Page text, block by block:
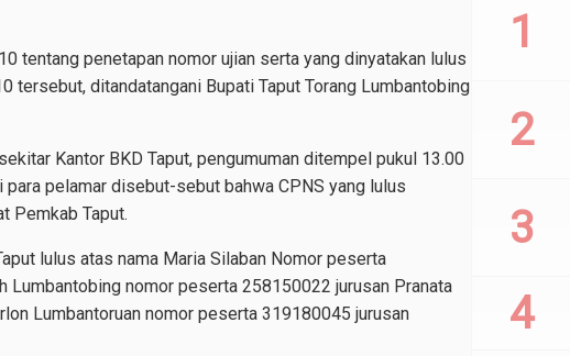
tentang penetapan nomor ujian serta yang dinyatakan lulus
tersebut, ditandatangani Bupati Taput Torang Lumbantobing
Kantor BKD Taput, pengumuman ditempel pukul 13.00
pelamar disebut-sebut bahwa CPNS yang lulus
Pemkab Taput.
lulus atas nama Maria Silaban Nomor peserta
Lumbantobing nomor peserta 258150022 jurusan Pranata
Lumbantoruan nomor peserta 319180045 jurusan